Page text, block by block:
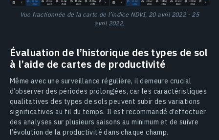
Vue fractionnée de la carte de l’indice NDVI, 20 avril 2022 - 25
avril 2022.
Évaluation de l’historique des types de sol
à l’aide de cartes de productivité
Même avec une surveillance régulière, il demeure crucial
d’observer des périodes prolongées, car les caractéristiques
qualitatives des types de sols peuvent subir des variations
significatives au fil du temps. Il est recommandé d’effectuer
des analyses sur plusieurs saisons au minimum et de suivre
l’évolution de la productivité dans chaque champ.